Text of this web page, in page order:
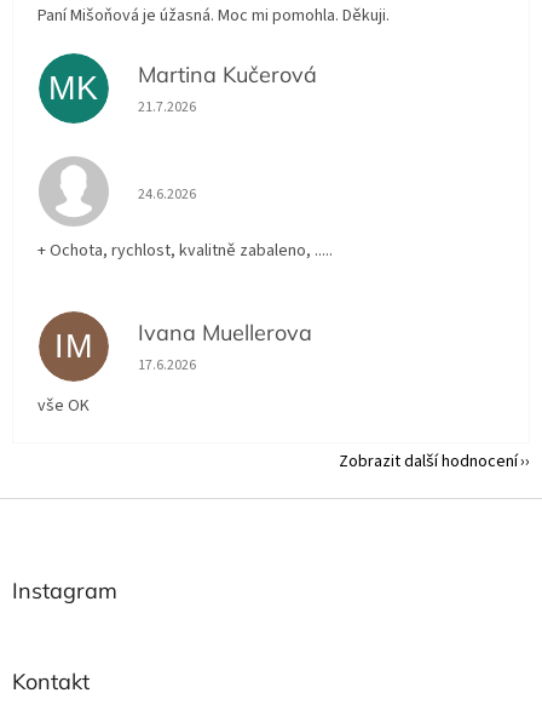
Paní Mišoňová je úžasná. Moc mi pomohla. Děkuji.
MK Martina Kučerová
Hodnocení obchodu je 5 z 5 hvězdiček.
21.7.2026
Hodnocení obchodu je 5 z 5 hvězdiček.
24.6.2026
+ Ochota, rychlost, kvalitně zabaleno, .....
IM Ivana Muellerova
Hodnocení obchodu je 5 z 5 hvězdiček.
17.6.2026
vše OK
Zobrazit další hodnocení
Z
Instagram
Kontakt